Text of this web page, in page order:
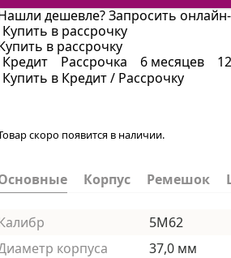
дешевле?Запросить
Купить в рассрочку
в рассрочку
Кредит
Рассрочка 6 месяцев
Купить в Кредит / Рассрочку
скоро появится в наличии.
Корпус Ремешок
5M62
корпуса
37,0 мм